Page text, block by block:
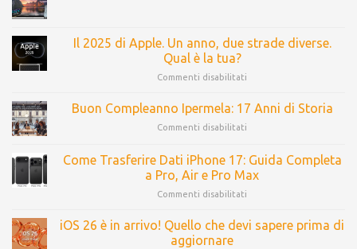
Il 2025 di Apple. Un anno, due strade diverse.
Qual è la tua?
Commenti disabilitati
Buon Compleanno Ipermela: 17 Anni di Storia
Commenti disabilitati
Come Trasferire Dati iPhone 17: Guida Completa
a Pro, Air e Pro Max
Commenti disabilitati
iOS 26 è in arrivo! Quello che devi sapere prima di
aggiornare